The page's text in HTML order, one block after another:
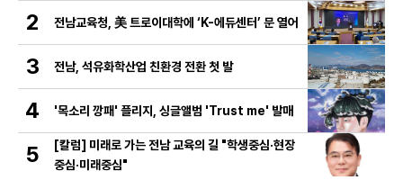
2 전남교육청, 美 트로이대학에 ‘K-에듀센터’ 문 열어
3 전남, 석유화학산업 친환경 전환 첫 발
4 '목소리 깡패' 플리지, 싱글앨범 'Trust me' 발매
5
[칼럼] 미래로 가는 전남 교육의 길 "학생중심·현장
중심·미래중심"